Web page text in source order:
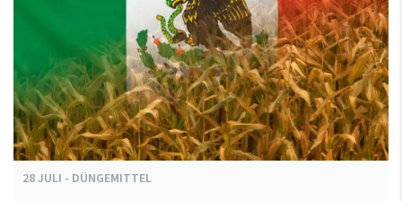
28JULI - DÜNGEMITTEL